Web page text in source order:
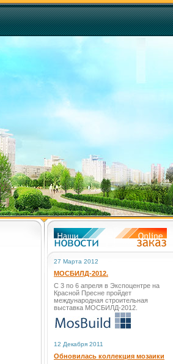
27 Марта 2012
МОСБИЛД-2012.
С 3 по 6 апреля в Экспоцентре на
Красной Пресне пройдет
международная строительная
выставка МОСБИЛД-2012.
12 Декабря 2011
Обновилась коллекция мозаики